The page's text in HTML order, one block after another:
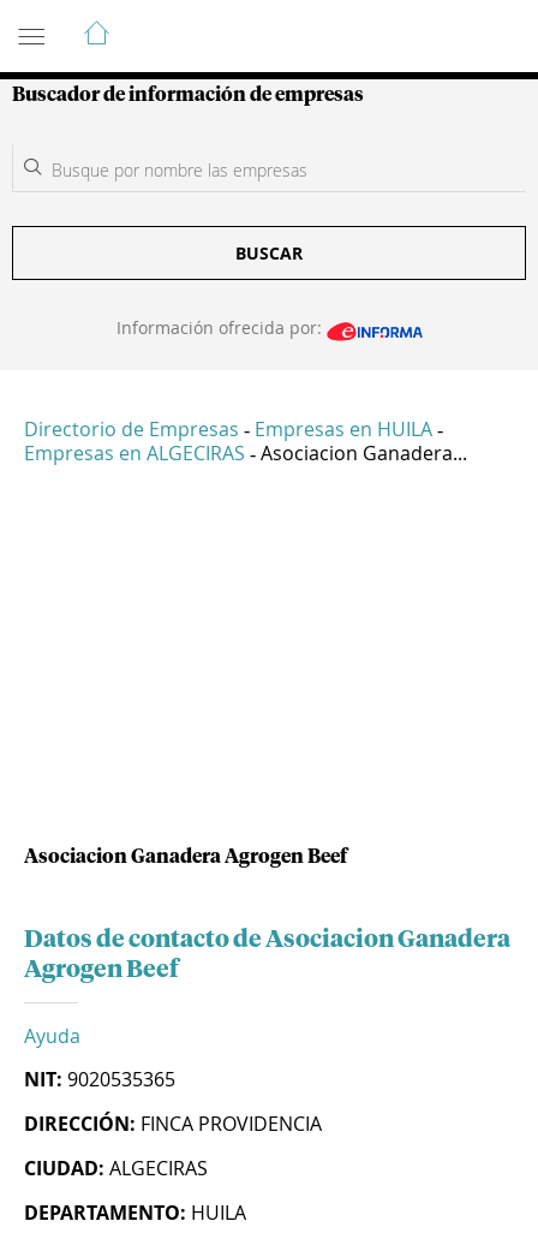
Guía de Empresas Colombianas
Buscador de información de empresas
BUSCAR
Información ofrecida por:
Directorio de Empresas - Empresas en HUILA -
Empresas en ALGECIRAS - Asociacion Ganadera...
Asociacion Ganadera Agrogen Beef
Datos de contacto de Asociacion Ganadera
Agrogen Beef
Ayuda
NIT: 9020535365
DIRECCIÓN: FINCA PROVIDENCIA
CIUDAD: ALGECIRAS
DEPARTAMENTO: HUILA